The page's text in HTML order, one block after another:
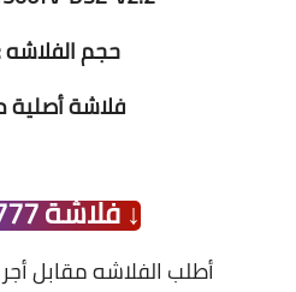
حجم الفلاشه : 4
فلاشة
↓ فلاشة Train 777↓
أطلب الفلاشه مقابل